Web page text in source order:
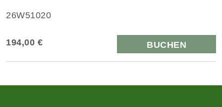
26W51020
194,00 € BUCHEN